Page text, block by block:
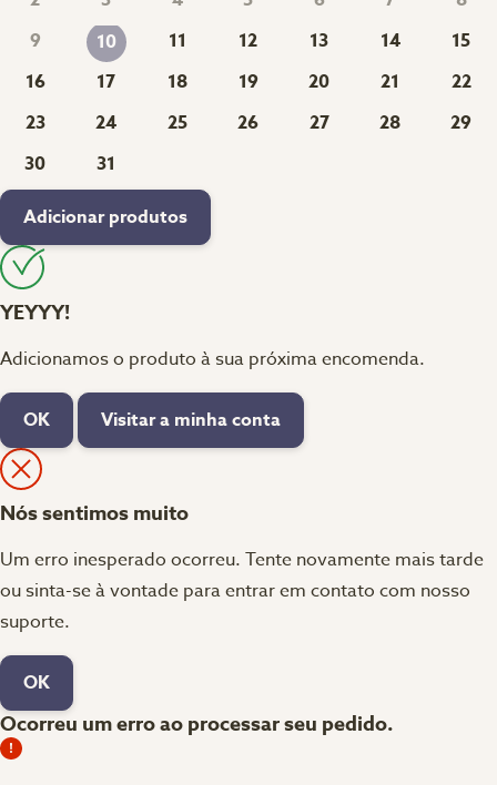
9
10 11 12 13 14
15
16
17 18 19 20 21
22
23
24 25 26 27 28
29
30
31
Adicionar produtos
YEYYY!
Adicionamos o produto à sua próxima encomenda.
OK Visitar a minha conta
Nós sentimos muito
Um erro inesperado ocorreu. Tente novamente mais tarde
ou sinta-se à vontade para entrar em contato com nosso
suporte.
OK
Ocorreu um erro ao processar seu pedido.